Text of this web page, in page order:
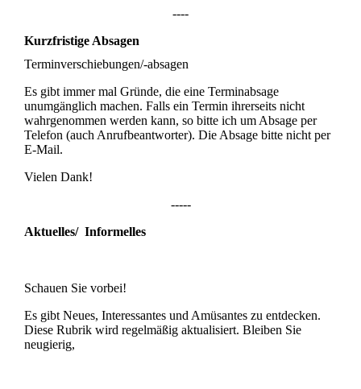
----
Kurzfristige Absagen
Terminverschiebungen/-absagen
Es gibt immer mal Gründe, die eine Terminabsage
unumgänglich machen. Falls ein Termin ihrerseits nicht
wahrgenommen werden kann, so bitte ich um Absage per
Telefon (auch Anrufbeantworter). Die Absage bitte nicht per
E-Mail.
Vielen Dank!
-----
Aktuelles/ Informelles
Schauen Sie vorbei!
Es gibt Neues, Interessantes und Amüsantes zu entdecken.
Diese Rubrik wird regelmäßig aktualisiert. Bleiben Sie
neugierig,